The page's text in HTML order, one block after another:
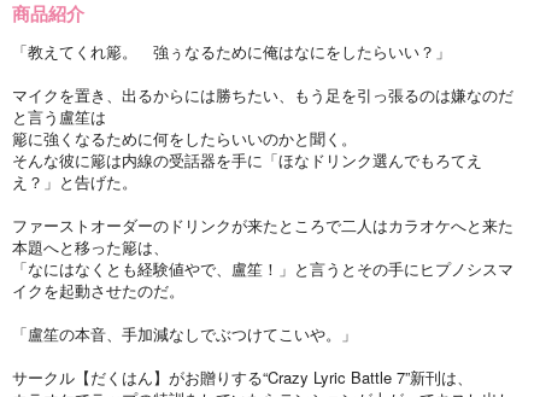
商品紹介
「教えてくれ簓。 強ぅなるために俺はなにをしたらいい？」
マイクを置き、出るからには勝ちたい、もう足を引っ張るのは嫌なのだ
と言う盧笙は
簓に強くなるために何をしたらいいのかと聞く。
そんな彼に簓は内線の受話器を手に「ほなドリンク選んでもろてえ
え？」と告げた。
ファーストオーダーのドリンクが来たところで二人はカラオケへと来た
本題へと移った簓は、
「なにはなくとも経験値やで、盧笙！」と言うとその手にヒプノシスマ
イクを起動させたのだ。
「盧笙の本音、手加減なしでぶつけてこいや。」
サークル【だくはん】がお贈りする“Crazy Lyric Battle 7”新刊は、